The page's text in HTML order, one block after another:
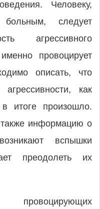
Человеку,
следует
агрессивного
провоцирует
описать, что
как
итоге произошло.
информацию о
вспышки
преодолеть их
провоцирующих